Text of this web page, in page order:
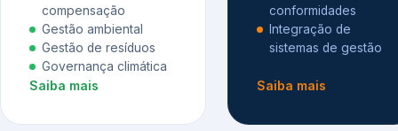
compensação
Gestão ambiental
Gestão de resíduos
Governança climática
Saiba mais
conformidades
Integração de
sistemas de gestão
Saiba mais